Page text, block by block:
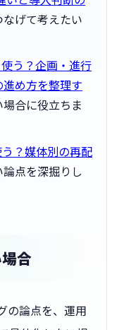
なげて考えたい
う？企画・進行
め方を整理す
合に役立ちま
？媒体別の再配
論点を深掘りし
合
の論点を、運用